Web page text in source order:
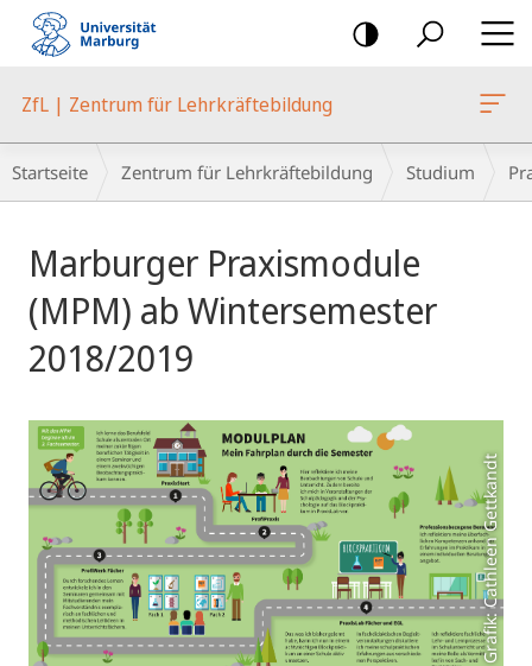
Mobile-
Navigation
ZfL | Zentrum für Lehrkräftebildung
Breadcrumb-
Navigation
Startseite Zentrum für Lehrkräftebildung Studium
Marburger Praxismodule
(MPM) ab Wintersemester
2018/2019
Grafik: Cathleen Gettkandt